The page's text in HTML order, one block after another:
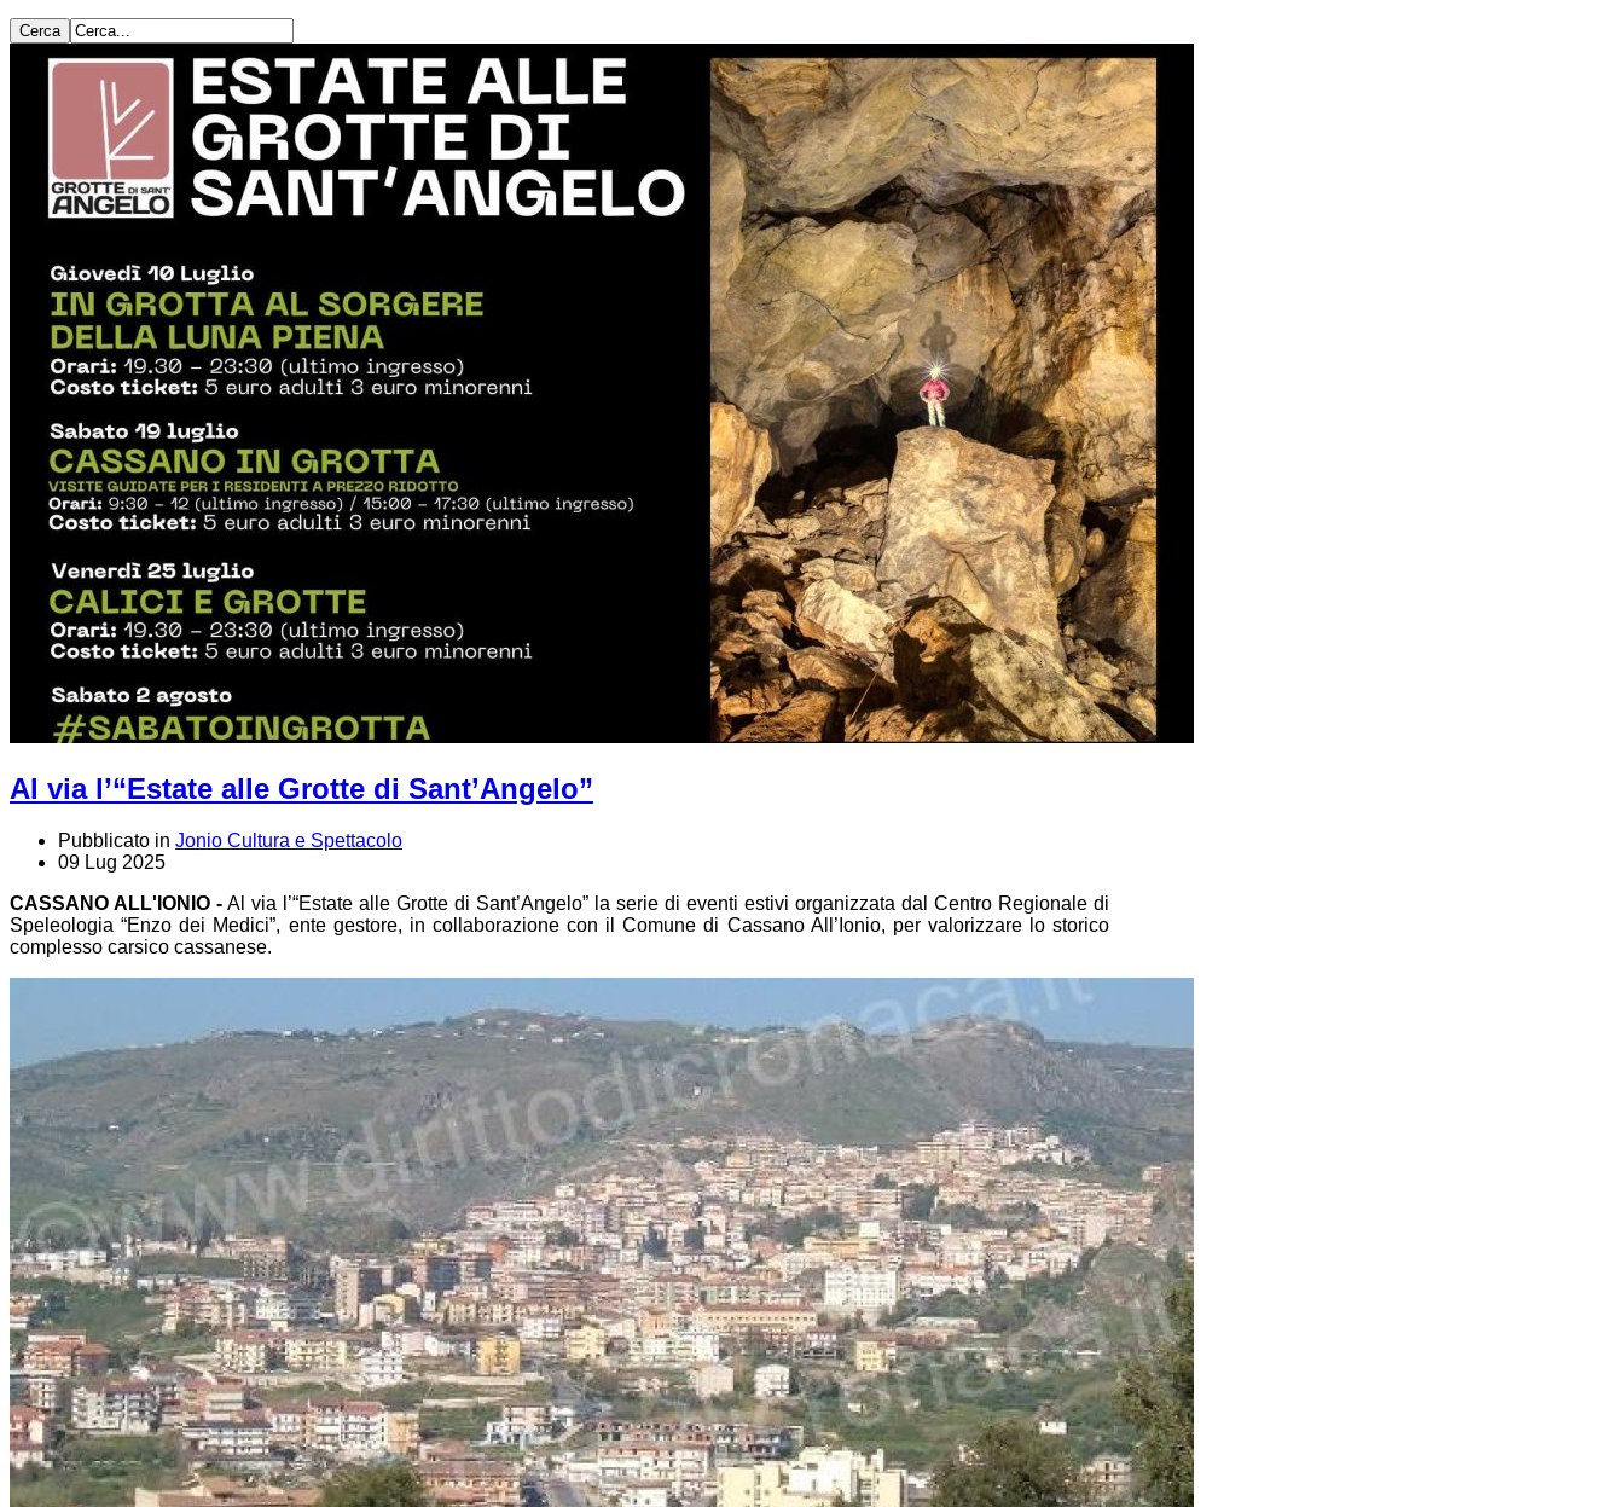
Al via l’“Estate alle Grotte di Sant’Angelo”
Pubblicato in Jonio Cultura e Spettacolo
09 Lug 2025
CASSANO ALL'IONIO - Al via l’“Estate alle Grotte di Sant’Angelo” la serie di eventi estivi organizzata dal Centro Regionale di
Speleologia “Enzo dei Medici”, ente gestore, in collaborazione con il Comune di Cassano All’Ionio, per valorizzare lo storico
complesso carsico cassanese.